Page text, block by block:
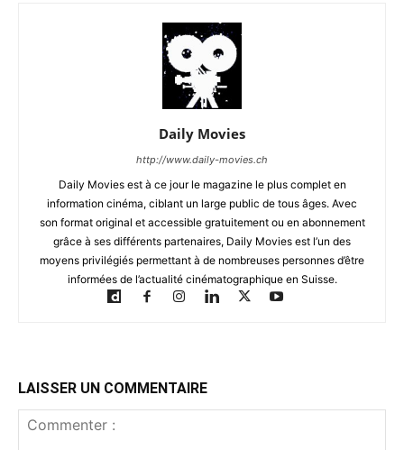
Daily Movies
http://www.daily-movies.ch
Daily Movies est à ce jour le magazine le plus complet en
information cinéma, ciblant un large public de tous âges. Avec
son format original et accessible gratuitement ou en abonnement
grâce à ses différents partenaires, Daily Movies est l’un des
moyens privilégiés permettant à de nombreuses personnes d’être
informées de l’actualité cinématographique en Suisse.
LAISSER UN COMMENTAIRE